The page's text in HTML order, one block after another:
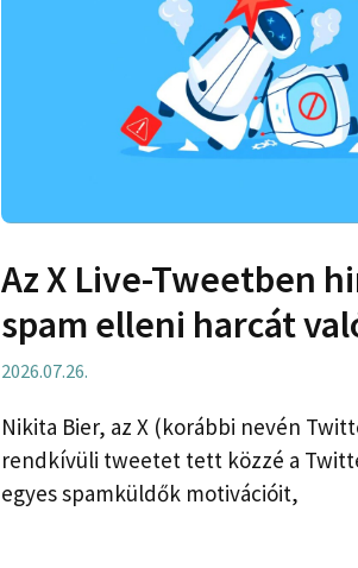
Az X Live-Tweetben
spam elleni harcát
2026.07.26.
Nikita Bier, az X (korábbi nevén
rendkívüli tweetet tett közzé a
egyes spamküldők motivációit,